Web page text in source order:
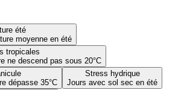
été
moyenne en été
tropicales
ne descend pas sous 20°C
dépasse 35°C
Stress hydrique
Jours avec sol sec en été